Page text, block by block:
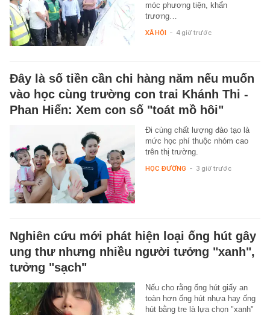
móc phương tiện, khẩn
trương…
XÃ HỘI - 4 giờ trước
Đây là số tiền cần chi hàng năm nếu muốn
vào học cùng trường con trai Khánh Thi -
Phan Hiển: Xem con số "toát mồ hôi"
Đi cùng chất lượng đào tạo là
mức học phí thuộc nhóm cao
trên thị trường.
HỌC ĐƯỜNG - 3 giờ trước
Nghiên cứu mới phát hiện loại ống hút gây
ung thư nhưng nhiều người tưởng "xanh",
tưởng "sạch"
Nếu cho rằng ống hút giấy an
toàn hơn ống hút nhựa hay ống
hút bằng tre là lựa chọn "xanh"